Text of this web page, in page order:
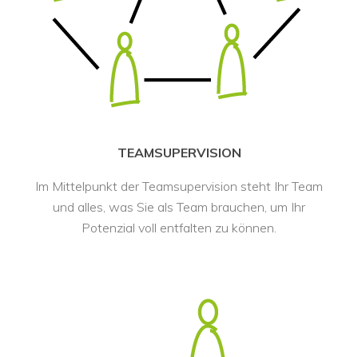
TEAMSUPERVISION
Im Mittelpunkt der Teamsupervision steht Ihr Team
und alles, was Sie als Team brauchen, um Ihr
Potenzial voll entfalten zu können.